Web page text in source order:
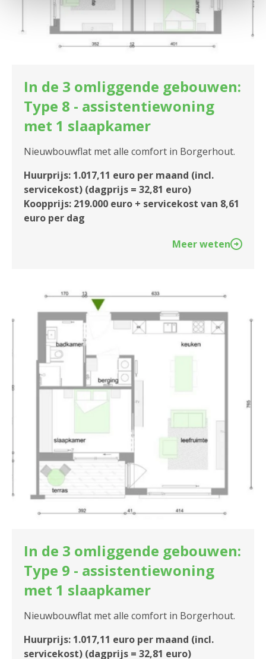
In de 3 omliggende gebouwen:
Type 8 - assistentiewoning
met 1 slaapkamer
Nieuwbouwflat met alle comfort in Borgerhout.
Huurprijs: 1.017,11 euro per maand (incl.
servicekost) (dagprijs = 32,81 euro)
Koopprijs: 219.000 euro + servicekost van 8,61
euro per dag
Meer weten
In de 3 omliggende gebouwen:
Type 9 - assistentiewoning
met 1 slaapkamer
Nieuwbouwflat met alle comfort in Borgerhout.
Huurprijs: 1.017,11 euro per maand (incl.
servicekost) (dagprijs = 32,81 euro)